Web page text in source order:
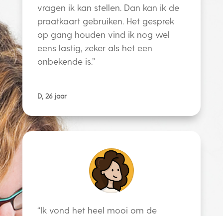
vragen ik kan stellen. Dan kan ik de
praatkaart gebruiken. Het gesprek
op gang houden vind ik nog wel
eens lastig, zeker als het een
onbekende is.”
D, 26 jaar
“Ik vond het heel mooi om de